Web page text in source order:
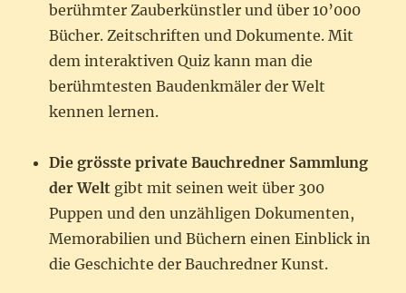
berühmter Zauberkünstler und über 10’000
Bücher. Zeitschriften und Dokumente. Mit
dem interaktiven Quiz kann man die
berühmtesten Baudenkmäler der Welt
kennen lernen.
Die grösste private Bauchredner Sammlung
der Welt gibt mit seinen weit über 300
Puppen und den unzähligen Dokumenten,
Memorabilien und Büchern einen Einblick in
die Geschichte der Bauchredner Kunst.